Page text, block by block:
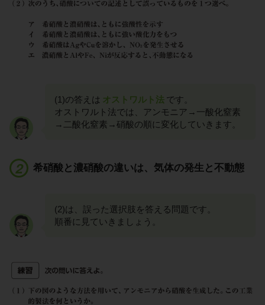
(1)の答えは オストワルト法 です。
オストワルト法では、アンモニア→一酸化窒素
→二酸化窒素→硝酸の順に変化していきます。
希硝酸と濃硝酸の違いは、気体の発生と不動態
(2)は、誤った選択肢を答える問題です。
順番に見ていきましょう。